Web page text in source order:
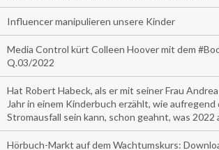
Influencer manipulieren unsere Kinder
Media Control kürt Colleen Hoover mit dem
Q.03/2022
Hat Robert Habeck, als er mit seiner Frau
Jahr in einem Kinderbuch erzählt, wie aufregend
Stromausfall sein kann, schon geahnt, was 2022
Hörbuch-Markt auf dem Wachtumskurs: